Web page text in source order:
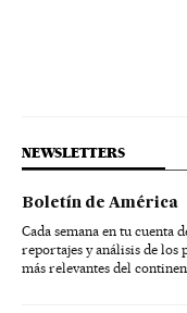
NEWSLETTERS
Boletín de América
Cada semana en tu cuenta
reportajes y análisis de los
más relevantes del